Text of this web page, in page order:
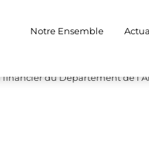
Notre Ensemble
et
nos élèves se sont rendu
du Département de